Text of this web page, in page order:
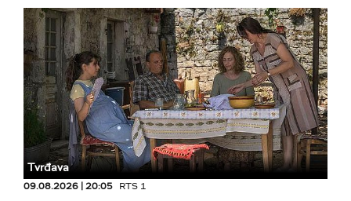
Tvrđava
09.08.2026 | 20:05 RTS 1